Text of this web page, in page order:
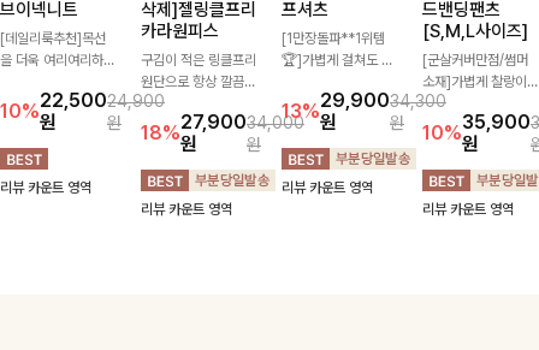
브이넥니트
[데일리룩추천]목선
을 더욱 여리여리하게
자인으로 깔끔한 무드
를 완성해주는 니트
🤍 부드러운 착용감
과 베이직한 실루엣으
로 단독은 물론 다양
10%22,500
원
24,900
원
리뷰 카운트 영역
삭제]젤링클프리
카라원피스
구김이 적은 링클프리
원단으로 항상 깔끔하
게 착용 가능하며 일
자로 떨어지는 넉넉한
핏으로 군살을 완벽히
커버해주는 원피스에
요🖤
18%27,900
원
34,000
원
리뷰 카운트 영역
프셔츠
[1만장돌파**1위템
🏆]가볍게 걸쳐도 살
감, 여름에 딱 맞는 코
튼 셔츠❤️ 여유 있는
핏과 스트라이프 패
턴, 자연스러운 실루
엣으로 데일리 코디에
13%29,900
원
34,300
원
리뷰 카운트 영역
드밴딩팬츠
[S,M,L사이즈]
[군살커버만점/썸머
소재]가볍게 찰랑이는
원단과 여유로운 와이
드 핏으로 하루 종일
편안하게 착용하실 수
있는 팬츠입니다 🖤
✨ 허리 전체 밴딩과
스트링 디테일로 안정
10%35,900
원
리뷰 카운트 영역